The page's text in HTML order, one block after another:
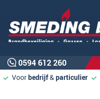
0594 612 260
Voorbedrijf&particulier